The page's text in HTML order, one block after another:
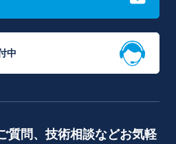
中
質問、技術相談などお気軽